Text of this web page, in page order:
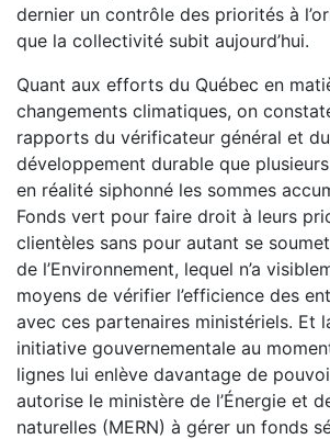
dernier un contrôle des priorités à
que la collectivité subit aujourd’hui.
Quant aux efforts du Québec en
changements cli­matiques, on
rapports du vérificateur général et
développement durable que
en réalité siphonné les sommes
Fonds vert pour faire droit à leurs
clientèles sans pour autant se
de l’Environnement, lequel n’a
moyens de vérifier l’efficience des
avec ces partenaires ministériels. Et
initiative gouvernementale au
lignes lui enlève davantage de
autorise le ministère de l’Énergie et
naturelles (MERN) à gérer un fonds